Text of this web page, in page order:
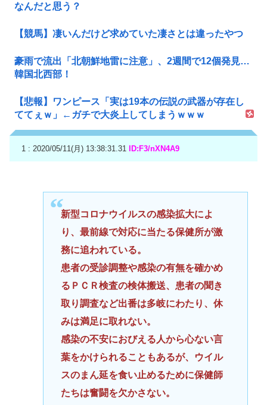
なんだと思う？
【競馬】凄いんだけど求めていた凄さとは違ったやつ
豪雨で流出「北朝鮮地雷に注意」、2週間で12個発見…
韓国北西部！
【悲報】ワンピース「実は19本の伝説の武器が存在し
ててぇｗ」←ガチで大炎上してしまうｗｗｗ
1 : 2020/05/11(月) 13:38:31.31 ID:F3/nXN4A9
新型コロナウイルスの感染拡大によ
り、最前線で対応に当たる保健所が激
務に追われている。
患者の受診調整や感染の有無を確かめ
るＰＣＲ検査の検体搬送、患者の聞き
取り調査など出番は多岐にわたり、休
みは満足に取れない。
感染の不安におびえる人から心ない言
葉をかけられることもあるが、ウイル
スのまん延を食い止めるために保健師
たちは奮闘を欠かさない。